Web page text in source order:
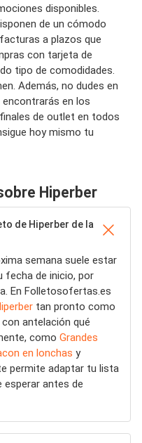
disponibles.
de un cómodo
a plazos que
con tarjeta de
tipo de comodidades.
Además, no dudes en
en los
de outlet en todos
hoy mismo tu
Hiperber
de Hiperber de la
semana suele estar
fecha de inicio, por
En Folletosofertas.es
tan pronto como
antelación qué
como Grandes
en lonchas y
permite adaptar tu lista
esperar antes de